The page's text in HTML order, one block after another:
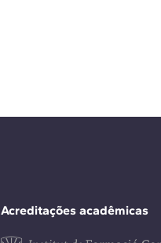
Acreditações acadêmicas